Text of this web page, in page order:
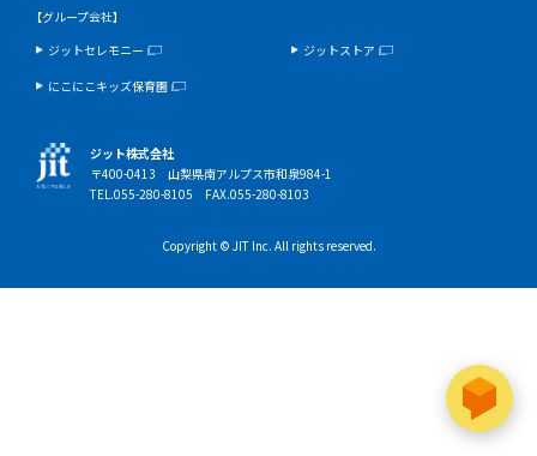
【グループ会社】
ジットセレモニー
ジットストア
にこにこキッズ保育園
ジット株式会社
〒400-0413 山梨県南アルプス市和泉984-1
TEL.055-280-8105 FAX.055-280-8103
Copyright © JIT Inc. All rights reserved.